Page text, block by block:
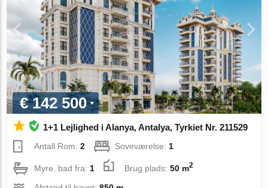
€ 142 500
1+1 Lejlighed i Alanya, Antalya, Tyrkiet Nr. 211529
Antall Rom:2 Soveværelse: 1
Myre. bad fra: 1 Brug plads:50 m2